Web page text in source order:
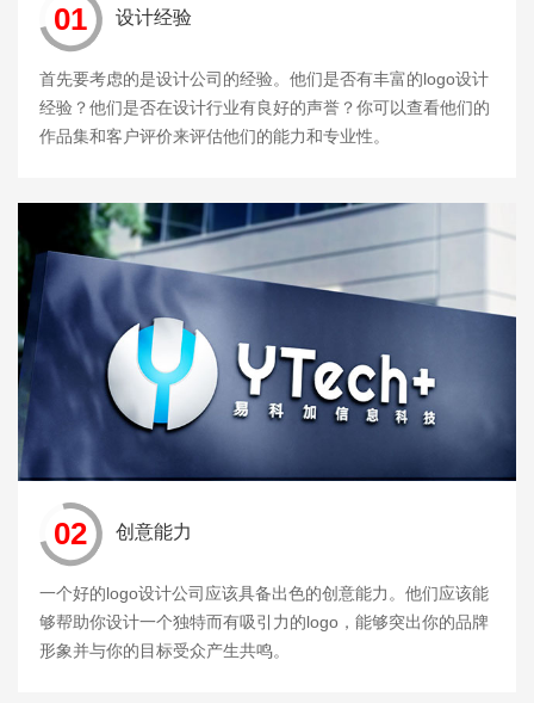
01 设计经验
首先要考虑的是设计公司的经验。他们是否有丰富的logo设计
经验？他们是否在设计行业有良好的声誉？你可以查看他们的
作品集和客户评价来评估他们的能力和专业性。
02 创意能力
一个好的logo设计公司应该具备出色的创意能力。他们应该能
够帮助你设计一个独特而有吸引力的logo，能够突出你的品牌
形象并与你的目标受众产生共鸣。